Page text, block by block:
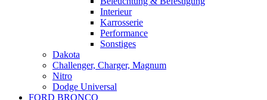
Interieur
Karrosserie
Performance
Sonstiges
Dakota
Challenger, Charger, Magnum
Nitro
Dodge Universal
FORD BRONCO